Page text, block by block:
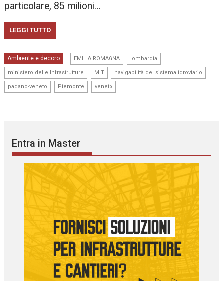
particolare, 85 milioni…
LEGGI TUTTO
Ambiente e decoro EMILIA ROMAGNA lombardia
ministero delle Infrastrutture MIT navigabilità del sistema idroviario
padano-veneto Piemonte veneto
Entra in Master